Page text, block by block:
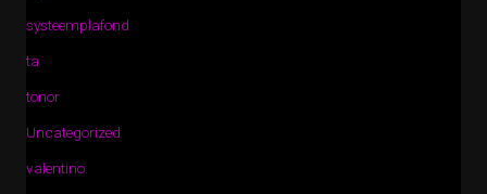
systeemplafond
ta
tonor
Uncategorized
valentino